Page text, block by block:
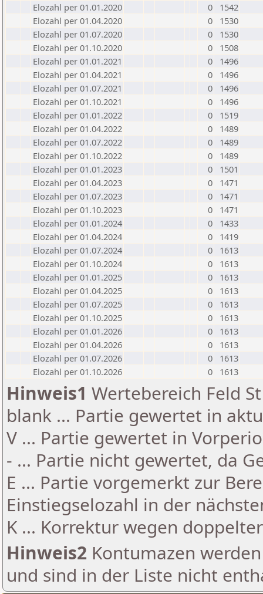
Elozahl per 01.01.2020
0
1542
Elozahl per 01.04.2020
0
1530
Elozahl per 01.07.2020
0
1530
Elozahl per 01.10.2020
0
1508
Elozahl per 01.01.2021
0
1496
Elozahl per 01.04.2021
0
1496
Elozahl per 01.07.2021
0
1496
Elozahl per 01.10.2021
0
1496
Elozahl per 01.01.2022
0
1519
Elozahl per 01.04.2022
0
1489
Elozahl per 01.07.2022
0
1489
Elozahl per 01.10.2022
0
1489
Elozahl per 01.01.2023
0
1501
Elozahl per 01.04.2023
0
1471
Elozahl per 01.07.2023
0
1471
Elozahl per 01.10.2023
0
1471
Elozahl per 01.01.2024
0
1433
Elozahl per 01.04.2024
0
1419
Elozahl per 01.07.2024
0
1613
Elozahl per 01.10.2024
0
1613
Elozahl per 01.01.2025
0
1613
Elozahl per 01.04.2025
0
1613
Elozahl per 01.07.2025
0
1613
Elozahl per 01.10.2025
0
1613
Elozahl per 01.01.2026
0
1613
Elozahl per 01.04.2026
0
1613
Elozahl per 01.07.2026
0
1613
Elozahl per 01.10.2026
0 1613
Hinweis1 Wertebereich Feld
blank ... Partie gewertet in
V ... Partie gewertet in
- ... Partie nicht gewertet, da
E ... Partie vorgemerkt zur
Einstiegselozahl in der
K ... Korrektur wegen
Hinweis2 Kontumazen
und sind in der Liste nicht